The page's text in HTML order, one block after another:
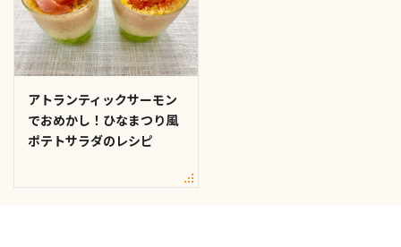
アトランティックサーモン
でおめかし！ひなまつり風
ポテトサラダのレシピ